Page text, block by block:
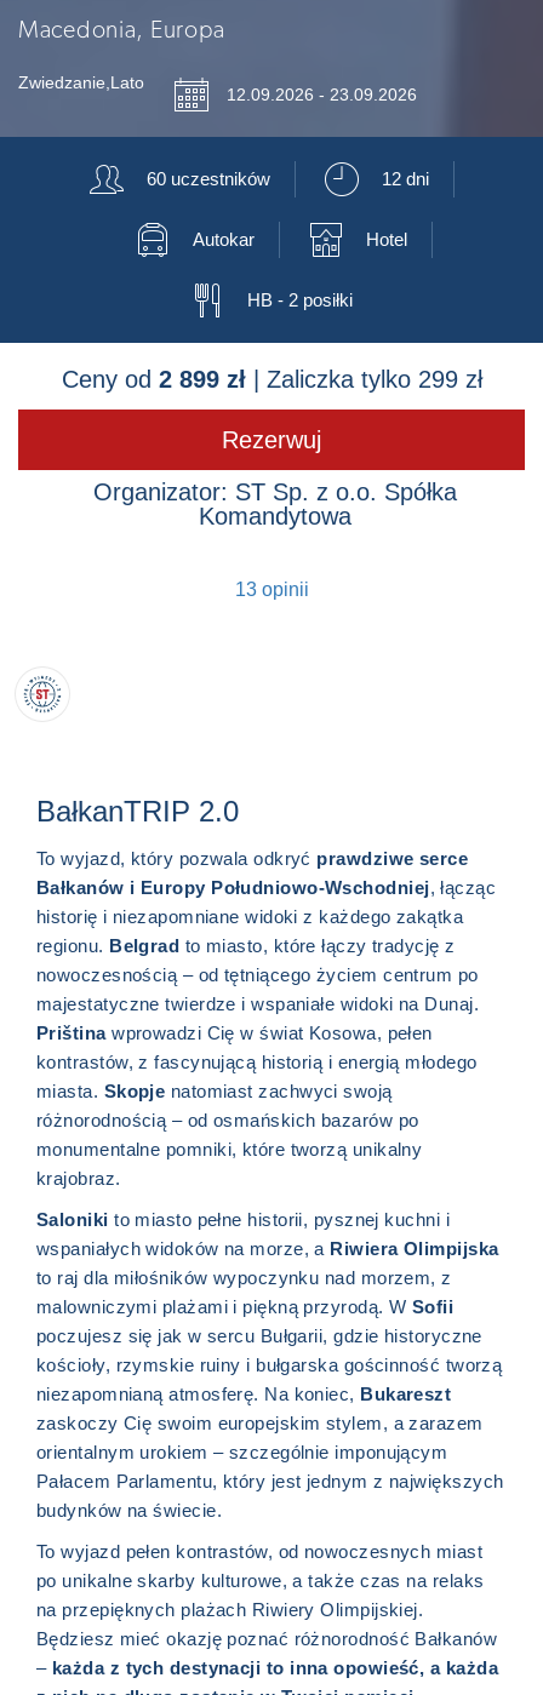
Macedonia, Europa
Zwiedzanie Lato 📅 12.09.2026 - 23.09.2026
👥 60 uczestników ⏲ 12 dni
🚍 Autokar 🏨 Hotel
🍴 HB - 2 posiłki
Ceny od 2 899 zł| Zaliczka tylko 299 zł
Rezerwuj
Organizator: ST Sp. z o.o. Spółka
Komandytowa
13 opinii
BałkanTRIP 2.0
To wyjazd, który pozwala odkryć prawdziwe serce
Bałkanów i Europy Południowo-Wschodniej, łącząc
historię i niezapomniane widoki z każdego zakątka
regionu. Belgrad to miasto, które łączy tradycję z
nowoczesnością – od tętniącego życiem centrum po
majestatyczne twierdze i wspaniałe widoki na Dunaj.
Prištinawprowadzi Cię w świat Kosowa, pełen
kontrastów, z fascynującą historią i energią młodego
miasta. Skopje natomiast zachwyci swoją
różnorodnością – od osmańskich bazarów po
monumentalne pomniki, które tworzą unikalny
krajobraz.
Saloniki to miasto pełne historii, pysznej kuchni i
wspaniałych widoków na morze, a Riwiera Olimpijska
to raj dla miłośników wypoczynku nad morzem, z
malowniczymi plażami i piękną przyrodą. W Sofii
poczujesz się jak w sercu Bułgarii, gdzie historyczne
kościoły, rzymskie ruiny i bułgarska gościnność tworzą
niezapomnianą atmosferę. Na koniec, Bukareszt
zaskoczy Cię swoim europejskim stylem, a zarazem
orientalnym urokiem – szczególnie imponującym
Pałacem Parlamentu, który jest jednym z największych
budynków na świecie.
To wyjazd pełen kontrastów, od nowoczesnych miast
po unikalne skarby kulturowe, a także czas na relaks
na przepięknych plażach Riwiery Olimpijskiej.
Będziesz mieć okazję poznać różnorodność Bałkanów
– każda z tych destynacji to inna opowieść, a każda